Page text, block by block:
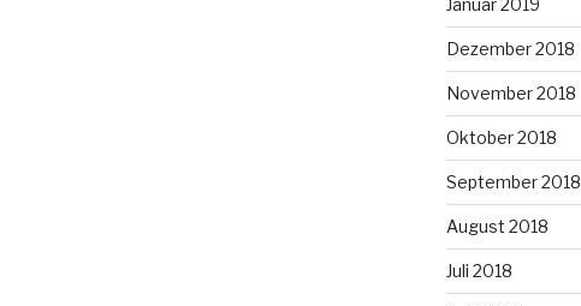
Januar 2019
Dezember 2018
November 2018
Oktober 2018
September 2018
August 2018
Juli 2018